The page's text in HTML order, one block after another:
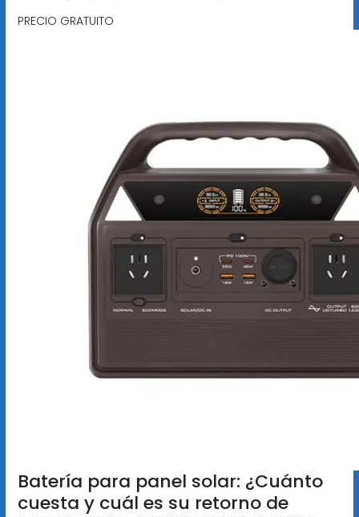
PRECIO GRATUITO
Batería para panel solar: ¿Cuánto
cuesta y cuál es su retorno de